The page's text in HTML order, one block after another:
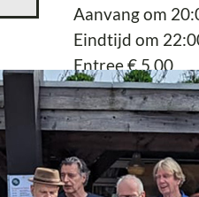
Aanvang om
Eindtijd om
Entree € 5,00
Entree voor
Meer over